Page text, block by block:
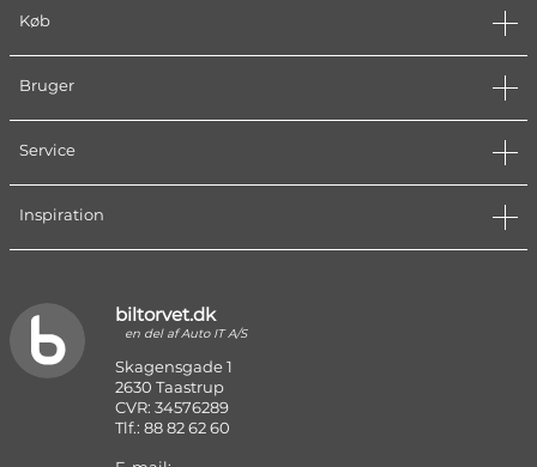
Køb
Bruger
Service
Inspiration
biltorvet.dk
en del af Auto IT A/S
Skagensgade 1
2630 Taastrup
CVR: 34576289
Tlf.: 88 82 62 60